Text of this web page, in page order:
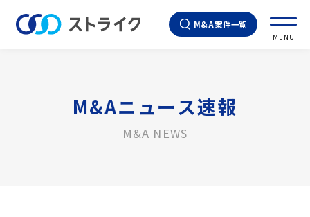
M&A案件一覧
MENU
M&Aニュース速報
M&A NEWS